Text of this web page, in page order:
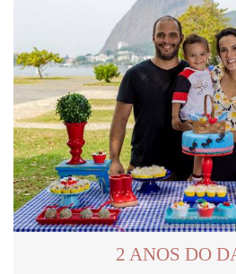
2 ANOS DO